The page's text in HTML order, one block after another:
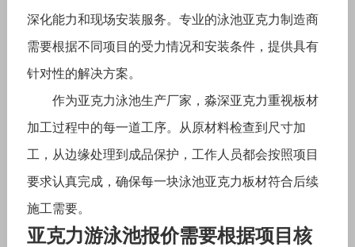
深化能力和现场安装服务。专业的泳池亚克力制造商
需要根据不同项目的受力情况和安装条件，提供具有
针对性的解决方案。
作为亚克力泳池生产厂家，淼深亚克力重视板材
加工过程中的每一道工序。从原材料检查到尺寸加
工，从边缘处理到成品保护，工作人员都会按照项目
要求认真完成，确保每一块泳池亚克力板材符合后续
施工需要。
亚克力游泳池报价需要根据项目核